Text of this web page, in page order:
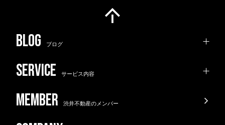
ブログ
サービス内容
渋井不動産のメンバー